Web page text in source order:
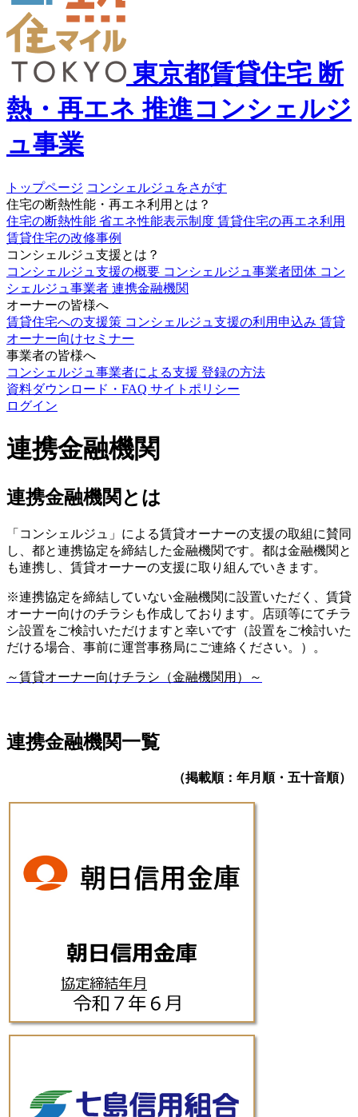
東京都賃貸住宅 断
熱・再エネ 推進コンシェルジ
ュ事業
トップページ コンシェルジュをさがす
住宅の断熱性能・再エネ利用とは？
住宅の断熱性能 省エネ性能表示制度 賃貸住宅の再エネ利用
賃貸住宅の改修事例
コンシェルジュ支援とは？
コンシェルジュ支援の概要 コンシェルジュ事業者団体 コン
シェルジュ事業者 連携金融機関
オーナーの皆様へ
賃貸住宅への支援策 コンシェルジュ支援の利用申込み 賃貸
オーナー向けセミナー
事業者の皆様へ
コンシェルジュ事業者による支援 登録の方法
資料ダウンロード・FAQ サイトポリシー
ログイン
連携金融機関
連携金融機関とは
「コンシェルジュ」による賃貸オーナーの支援の取組に賛同
し、都と連携協定を締結した金融機関です。都は金融機関と
も連携し、賃貸オーナーの支援に取り組んでいきます。
※連携協定を締結していない金融機関に設置いただく、賃貸
オーナー向けのチラシも作成しております。店頭等にてチラ
シ設置をご検討いただけますと幸いです（設置をご検討いた
だける場合、事前に運営事務局にご連絡ください。）。
～賃貸オーナー向けチラシ（金融機関用）～
連携金融機関一覧
（掲載順：年月順・五十音順）